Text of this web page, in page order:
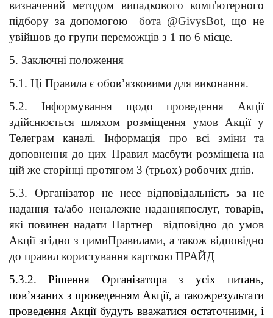
визначений методом випадкового комп'ютерного
підбору за допомогою бота @GivysBot, що не
увійшов до групи переможців з 1 по 6 місце.
5. Заключні положення
5.1. Ці Правила є обов’язковими для виконання.
5.2. Інформування щодо проведення Акції
здійснюється шляхом розміщення умов Акції у
Телеграм каналі.
Інформація про всі зміни та
доповнення до цих Правил маєбути розміщена на
цій же сторінці протягом 3 (трьох) робочих днів.
5.3. Організатор не несе відповідальність за не
надання та/або неналежне наданняпослуг, товарів,
які повинен надати Партнер  відповідно до умов
Акції згідно з цимиПравилами, а також відповідно
до правил користування карткою ПРАЙД
5.3.2. Рішення Організатора з усіх питань,
пов’язаних з проведенням Акції, а такожрезультати
проведення Акції будуть вважатися остаточними, і